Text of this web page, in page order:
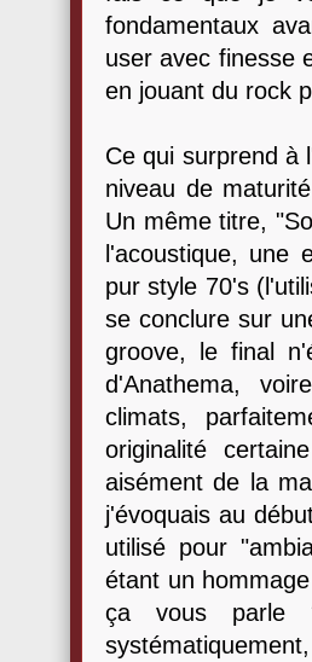
fondamentaux
user avec finesse
en jouant du rock
Ce qui surprend à
niveau de
Un même titre,
l'acoustique, une
pur style 70's
se conclure sur
groove, le final
d'Anathema,
climats,
originalité
aisément de la
j'évoquais au
utilisé pour
étant un
ça vous parle